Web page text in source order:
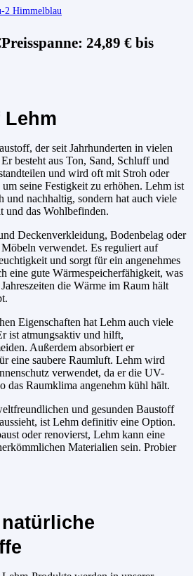
2 Himmelblau
Preisspanne: 24,89 € bis
der seit Jahrhunderten in vielen
besteht aus Ton, Sand, Schluff und
und wird oft mit Stroh oder
seine Festigkeit zu erhöhen. Lehm ist
nachhaltig, sondern hat auch viele
und das Wohlbefinden.
Deckenverkleidung, Bodenbelag oder
verwendet. Es reguliert auf
und sorgt für ein angenehmes
eine gute Wärmespeicherfähigkeit, was
die Wärme im Raum hält
Eigenschaften hat Lehm auch viele
ist atmungsaktiv und hilft,
Außerdem absorbiert er
eine saubere Raumluft. Lehm wird
verwendet, da er die UV-
das Raumklima angenehm kühl hält.
und gesunden Baustoff
ist Lehm definitiv eine Option.
oder renovierst, Lehm kann eine
Materialien sein. Probier
natürliche